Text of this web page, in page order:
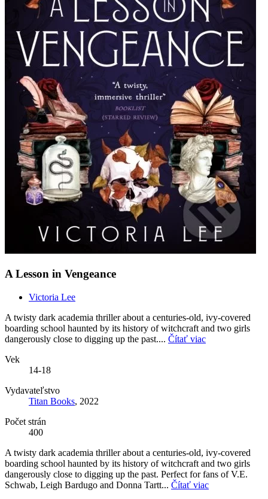
A Lesson in Vengeance
Victoria Lee
A twisty dark academia thriller about a centuries-old, ivy-covered
boarding school haunted by its history of witchcraft and two girls
dangerously close to digging up the past.... Čítať viac
Vek
14-18
Vydavateľstvo
Titan Books, 2022
Počet strán
400
A twisty dark academia thriller about a centuries-old, ivy-covered
boarding school haunted by its history of witchcraft and two girls
dangerously close to digging up the past. Perfect for fans of V.E.
Schwab, Leigh Bardugo and Donna Tartt... Čítať viac